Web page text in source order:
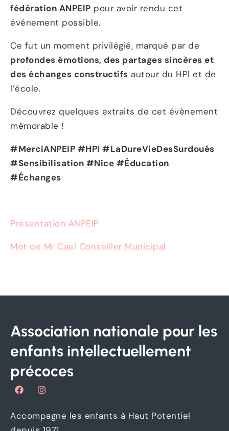
fédération ANPEIP pour avoir rendu cet
événement possible.
Ce fut un moment privilégié, marqué par de
profondes émotions, des partages sincères et
des échanges constructifs autour du HPI et de
l’école.
Découvrez quelques extraits de cet évènement
mémorable !
#MerciANPEIP #HPI #LaDureVieDesSurdoués
#Sensibilisation #Nice #Éducation
#Échanges
Présentation ANPEIP
Mot de Mr Cael Conseiller Municipal
Association nationale pour les
enfants intellectuellement
précoces
F
a
b
o
I
n
a
g
Accompagne les enfants à Haut Potentiel